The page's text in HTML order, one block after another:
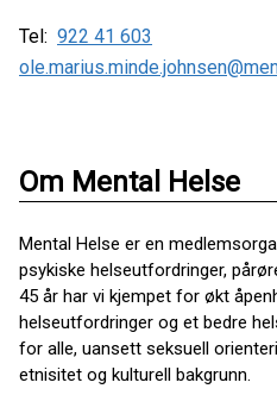
Tel: 922 41 603
Om Mental Helse
Mental Helse er en
psykiske helseutfordringer,
45 år har vi kjempet for økt
helseutfordringer og et bedre
for alle, uansett seksuell
etnisitet og kulturell bakgrunn.